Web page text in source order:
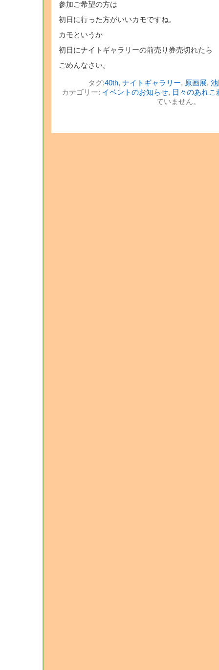
参加ご希望の方は
初日に行った方がいいカモですね。
カモというか
初日にナイトギャラリーの前売り券売切れたら
ごめんなさい。
タグ:40th, ナイトギャラリー, 原画展,
カテゴリー: イベントのお知らせ, 日々のあれこ
ていません。